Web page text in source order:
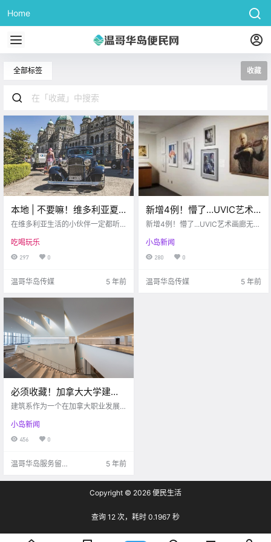
Home
全部标签 收藏
本地 | 不要嘛！维多利亚夏
季车展将永久取消… 快来看
在维多利亚生活的小伙伴一定都听
而Northwest Deuce Days车展的组
织者Al Clark近日在Facebook上表
吃喝玩乐
297 0
温哥华岛传媒 5 年前
新增4例！懵了…UVIC艺术
画廊无故被车撞！Saanich男
新增4例！懵了...UVIC艺术画廊无故
X被起诉！！
小岛新闻
280 0
温哥华岛传媒 5 年前
必须收藏！加拿大大学建筑
专业大盘点！
建筑系作为一个在加拿大职业发展
爱！今天小V就为大家介绍一下加拿
大顶尖院校的建筑系情况及录取要
求！ 就业前景 伴随着经济的不断发
于居住环境.
小岛新闻
456 0
温哥华岛服务留学
5 年前
Copyright © 2026 便民生活
查询 12 次，耗时 0.1967 秒